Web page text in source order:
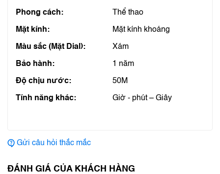
Phong cách: Thể thao
Mặt kính: Mặt kính khoáng
Màu sắc (Mặt Dial): Xám
Bảo hành: 1 năm
Độ chịu nước: 50M
Tính năng khác: Giờ - phút – Giây
Gửi câu hỏi thắc mắc
ĐÁNH GIÁ CỦA KHÁCH HÀNG